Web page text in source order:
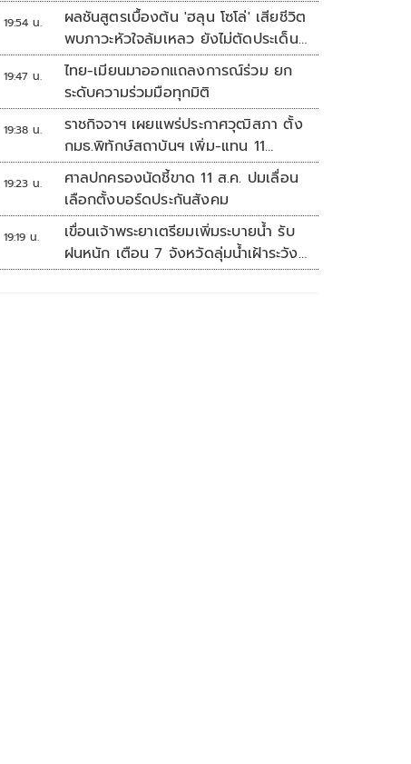
19:54 น.
ผลชันสูตรเบื้องต้น 'ฮลุน โซโล่' เสียชีวิต
พบภาวะหัวใจล้มเหลว ยังไม่ตัดประเด็น
สารพิษ รอจอร์เจียส่งผลตรวจครั้งแรก
19:47 น.
ไทย-เมียนมาออกแถลงการณ์ร่วม ยก
ระดับความร่วมมือทุกมิติ
19:38 น.
ราชกิจจาฯ เผยแพร่ประกาศวุฒิสภา ตั้ง
กมธ.พิทักษ์สถาบันฯ เพิ่ม-แทน 11
ตำแหน่ง
19:23 น.
ศาลปกครองนัดชี้ขาด 11 ส.ค. ปมเลื่อน
เลือกตั้งบอร์ดประกันสังคม
19:19 น.
เขื่อนเจ้าพระยาเตรียมเพิ่มระบายน้ำ รับ
ฝนหนัก เตือน 7 จังหวัดลุ่มน้ำเฝ้าระวัง
ระดับน้ำสูงขึ้น